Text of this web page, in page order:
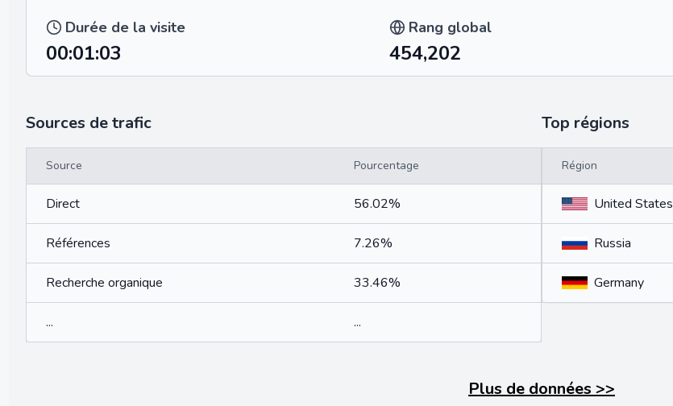
Durée de la visite Rang global
00:01:03 454,202
Sources de trafic
Source Pourcentage
Direct 56.02%
Références 7.26%
Recherche organique 33.46%
... ...
Top régions
Région
United States
Russia
Germany
Plus de données >>